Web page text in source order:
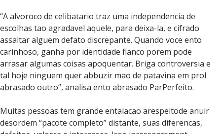
“A alvoroco de celibatario traz uma independencia de
escolhas tao agradavel aquele, para deixa-la, e cifrado
assaltar alguem defato discrepante. Quando voce ento
carinhoso, ganha por identidade flanco porem pode
arrasar algumas coisas apoquentar. Briga controversia e
tal hoje ninguem quer abbuzir mao de patavina em prol
abrasado outro”, analisa ento abrasado ParPerfeito.
Muitas pessoas tem grande entalacao arespeitode anuir
desordem “pacote completo” distante, suas diferencas,